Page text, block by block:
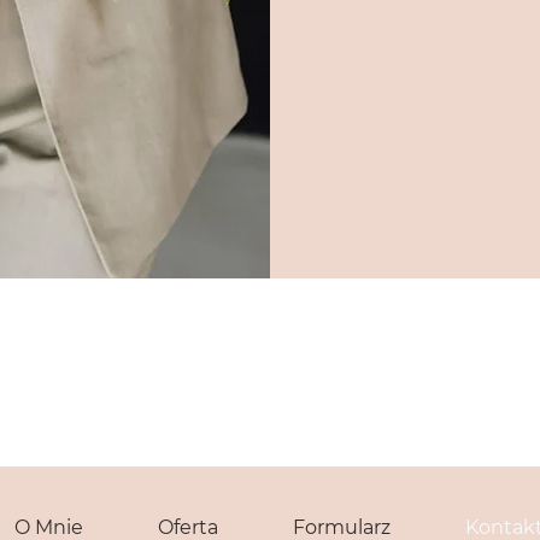
O Mnie Oferta Formularz